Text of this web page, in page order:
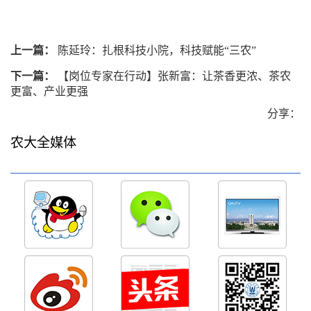
上一篇： 陈延玲：扎根科技小院，科技赋能“三农”
下一篇：
【岗位专家在行动】张新富：让茶香更浓、茶农
更富、产业更强
分享：
农大全媒体